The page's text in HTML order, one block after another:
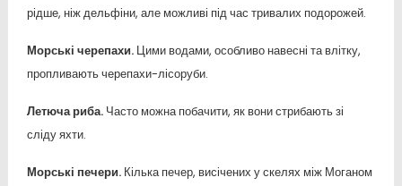
рідше, ніж дельфіни, але можливі під час тривалих подорожей.
Морські черепахи. Цими водами, особливо навесні та влітку,
пропливають черепахи-лісоруби.
Летюча риба. Часто можна побачити, як вони стрибають зі
сліду яхти.
Морські печери. Кілька печер, висічених у скелях між Моганом